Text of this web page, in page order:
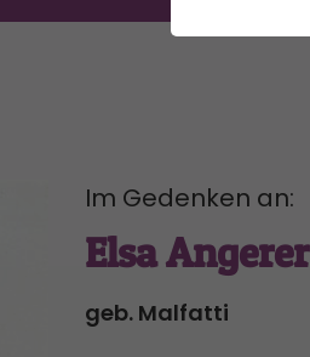
Im Gedenken an:
Elsa Angerer
geb. Malfatti